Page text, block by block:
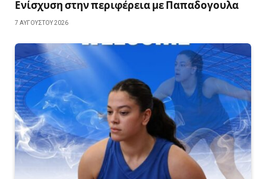
Ενίσχυση στην περιφέρεια με Παπαδογουλα
7 ΑΥΓΟΎΣΤΟΥ 2026